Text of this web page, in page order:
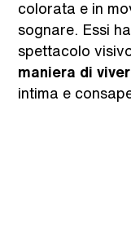
colorata e in
sognare. Essi
spettacolo
maniera di
intima e